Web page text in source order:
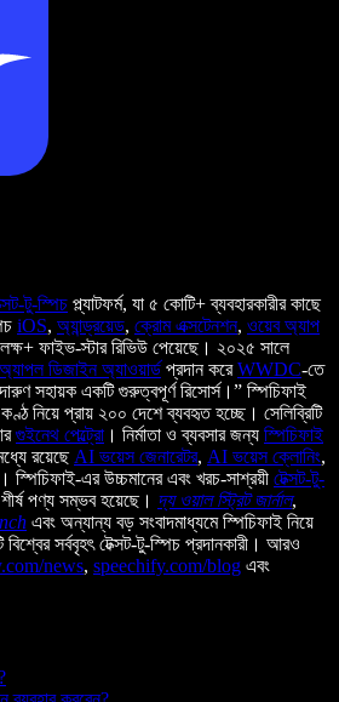
টু-স্পিচ প্ল্যাটফর্ম, যা ৫ কোটি+ ব্যবহারকারীর কাছে
iOS, অ্যান্ড্রয়েড, ক্রোম এক্সটেনশন, ওয়েব অ্যাপ
ফাইভ-স্টার রিভিউ পেয়েছে। ২০২৫ সালে
অ্যাপল ডিজাইন অ্যাওয়ার্ড প্রদান করেWWDC-তে
সহায়ক একটি গুরুত্বপূর্ণ রিসোর্স।” স্পিচিফাই
নিয়ে প্রায় ২০০ দেশে ব্যবহৃত হচ্ছে। সেলিব্রিটি
গুইনেথ পেল্ট্রো । নির্মাতা ও ব্যবসার জন্য স্পিচিফাই
রয়েছেAI ভয়েস জেনারেটর, AI ভয়েস ক্লোনিং,
স্পিচিফাই-এর উচ্চমানের এবং খরচ-সাশ্রয়ী টেক্সট-টু-
পণ্য সম্ভব হয়েছে। দ্য ওয়াল স্ট্রিট জার্নাল,
এবং অন্যান্য বড় সংবাদমাধ্যমে স্পিচিফাই নিয়ে
সর্ববৃহৎ টেক্সট-টু-স্পিচ প্রদানকারী। আরও
news, speechify.com/blog এবং